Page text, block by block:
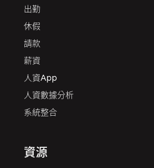
出勤
休假
請款
薪資
人資App
人資數據分析
系統整合
資源